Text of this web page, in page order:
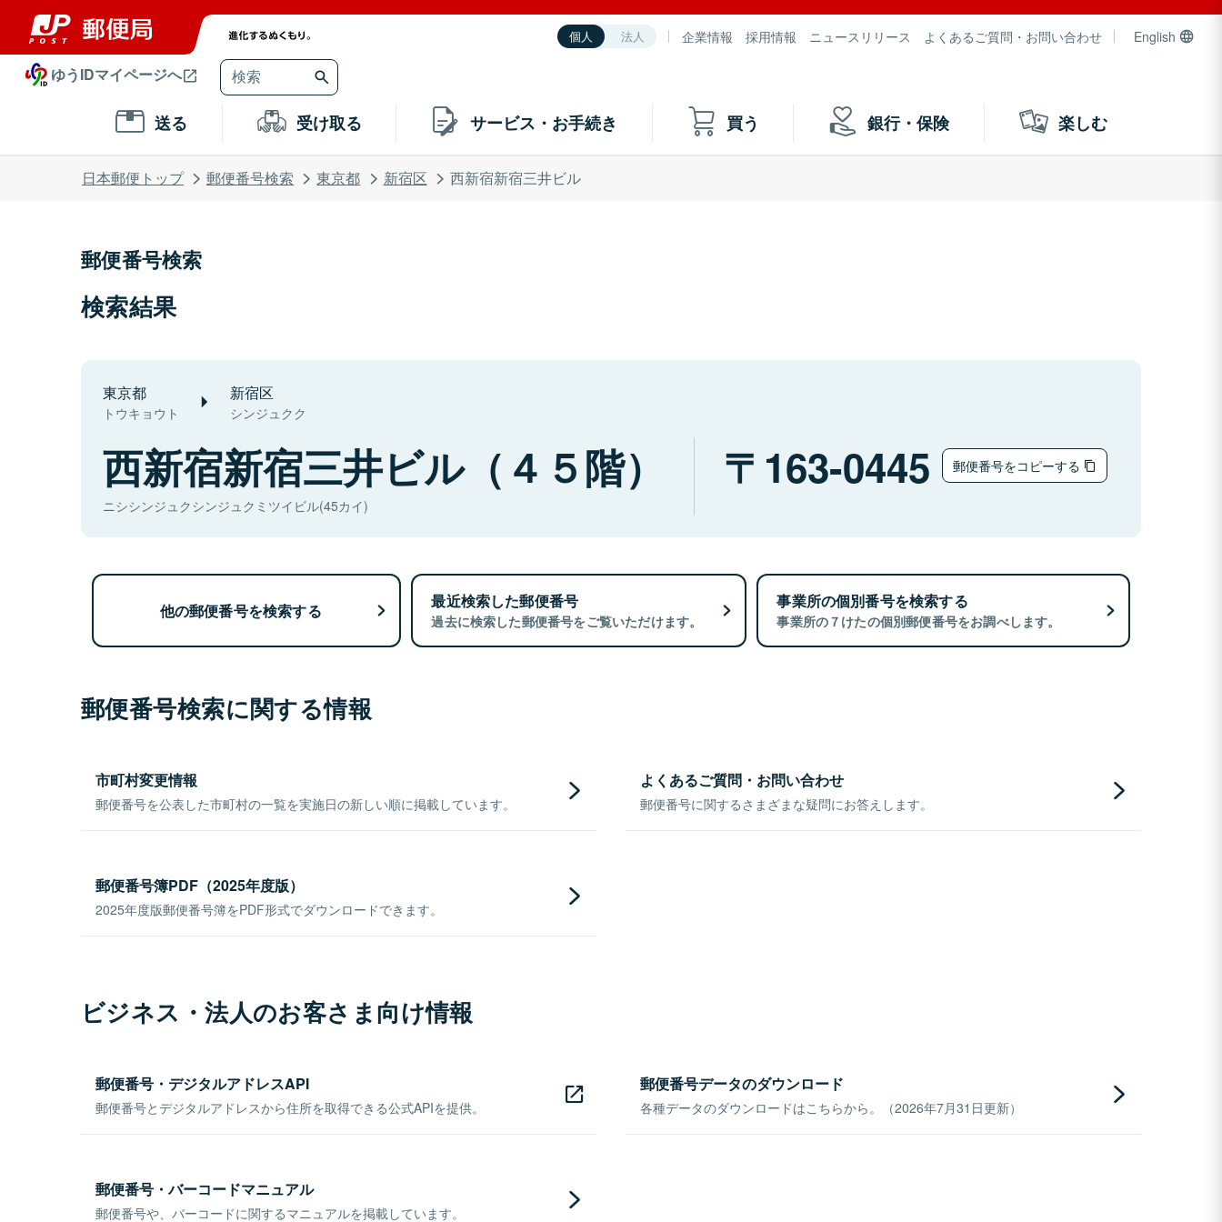
個人 法人 企業情報 採用情報 ニュースリリース よくあるご質問・お問い合わせ English
ゆうIDマイページへ
送る 受け取る サービス・お手続き 買う 銀行・保険 楽しむ
日本郵便トップ 郵便番号検索 東京都 新宿区 西新宿新宿三井ビル
郵便番号検索
検索結果
東京都
トウキョウト
新宿区
シンジュクク
西新宿新宿三井ビル（４５階）
ニシシンジュクシンジュクミツイビル(45カイ)
163-0445 郵便番号をコピーする
他の郵便番号を検索する 最近検索した郵便番号
過去に検索した郵便番号をご覧いただけます。
事業所の個別番号を検索する
事業所の７けたの個別郵便番号をお調べします。
郵便番号検索に関する情報
市町村変更情報
郵便番号を公表した市町村の一覧を実施日の新しい順に掲載しています。
よくあるご質問・お問い合わせ
郵便番号に関するさまざまな疑問にお答えします。
郵便番号簿PDF（2025年度版）
2025年度版郵便番号簿をPDF形式でダウンロードできます。
ビジネス・法人のお客さま向け情報
郵便番号・デジタルアドレスAPI
郵便番号とデジタルアドレスから住所を取得できる公式APIを提供。
郵便番号データのダウンロード
各種データのダウンロードはこちらから。（2026年7月31日更新）
郵便番号・バーコードマニュアル
郵便番号や、バーコードに関するマニュアルを掲載しています。